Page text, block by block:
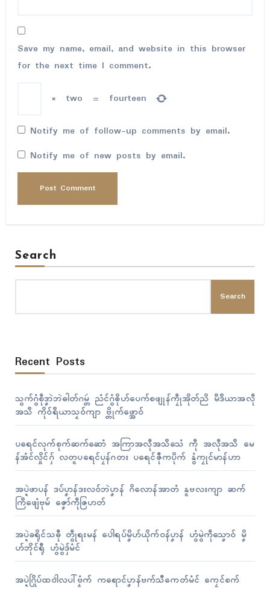
Save my name, email, and website in this browser
for the next time I comment.
× two = fourteen
Notify me of follow-up comments by email.
Notify me of new posts by email.
Search
Search
Recent Posts
သွက်ဂွံစဵုဒၞာဲဘဲဓါတ်ဂမ္တဴ ညံၚ်ဂွံၜိုဟ်ပေက်စဖျုန်ကၠဵုအိုတ်ညိ မဳဒဳယာအလဵု
အသဳ ကိုဝ်ရဳယာသၟဝ်ကျာ ဗ္တိုက်ဖ္အောဝ်
ပရေၚ်လုက်စုက်ဆက်ဆောံ အကြာအလဵုအသဳသေံ ကဵု အလဵုအသဳ မေ
န်အံၚ်လှိုၚ်ဂှ် လတူပရေၚ်ပၠန်ဂတး ပရေၚ်ဇီုကပိုက် နွံကၠုၚ်မာန်ဟာ
အပ္ဍဲဖာပန် ဒပ်ပၞာန်ဒးလဝ်ဘဲပၞာန် ဂိလောန်အာတံ နူဗလးကျာ ဆက်
ကြဳဖျေံဗုမ် ဇၞော်ကဵုဇြဟတ်
အပ္ဍဲခရိုၚ်သဓီု တွဵုရးမန် ပေါဲရပ်မၞိဟ်ယိုက်ဝန်ပၞာန် ဟွံမွဲကဵုသၞောဝ် မၞိ
ဟ်ဘိုၚ်ရီု ဟွံမွဲဒှ်မံၚ်
အပ္ဍဲဂြိုပ်ထဝါဲလပါ်ဗၟံက် ကရောၚ်ပၞာန်ဗက်သီကေတ်မံၚ် ကၠေၚ်စက်